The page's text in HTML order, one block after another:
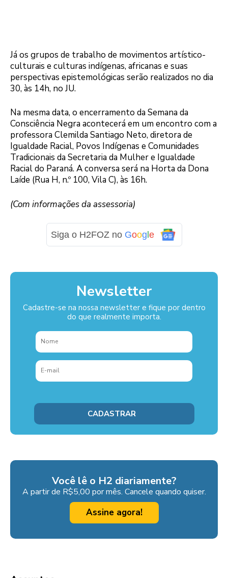
Já os grupos de trabalho de movimentos artístico-
culturais e culturas indígenas, africanas e suas
perspectivas epistemológicas serão realizados no dia
30, às 14h, no JU.
Na mesma data, o encerramento da Semana da
Consciência Negra acontecerá em um encontro com a
professora Clemilda Santiago Neto, diretora de
Igualdade Racial, Povos Indígenas e Comunidades
Tradicionais da Secretaria da Mulher e Igualdade
Racial do Paraná. A conversa será na Horta da Dona
Laíde (Rua H, n.º 100, Vila C), às 16h.
(Com informações da assessoria)
Siga o H2FOZ no Goog e
Newsletter
Cadastre-se na nossa newsletter e fique por dentro
do que realmente importa.
Você lê o H2 diariamente?
A partir de R$5,00 por mês. Cancele quando quiser.
Assine agora!